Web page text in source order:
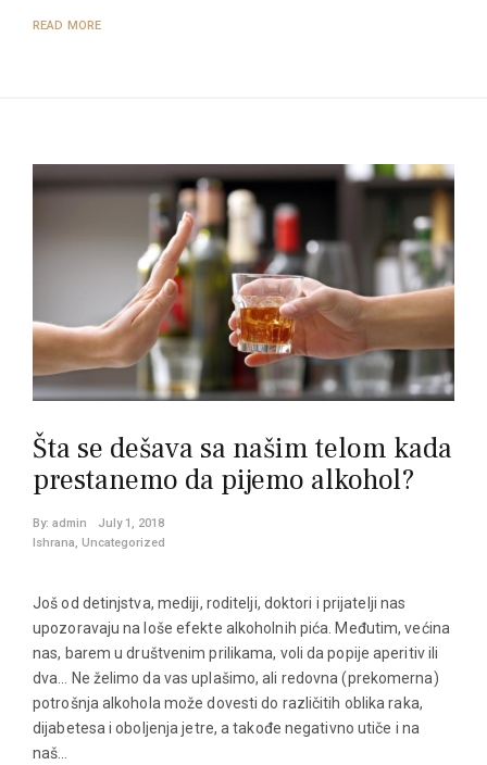
READ MORE
Šta se dešava sa našim telom kada
prestanemo da pijemo alkohol?
By: admin
July 1, 2018
Ishrana, Uncategorized
Još od detinjstva, mediji, roditelji, doktori i prijatelji nas
upozoravaju na loše efekte alkoholnih pića. Međutim, većina
nas, barem u društvenim prilikama, voli da popije aperitiv ili
dva… Ne želimo da vas uplašimo, ali redovna (prekomerna)
potrošnja alkohola može dovesti do različitih oblika raka,
dijabetesa i oboljenja jetre, a takođe negativno utiče i na
naš…